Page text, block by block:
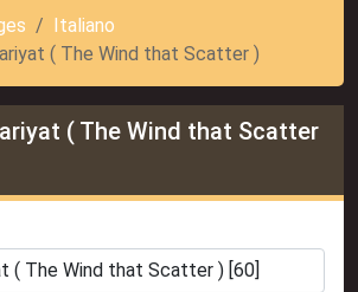
Italiano
( The Wind that Scatter )
( The Wind that Scatter